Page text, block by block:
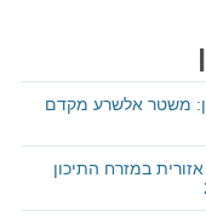
משטר אלשרע מקדם
במזרח התיכון